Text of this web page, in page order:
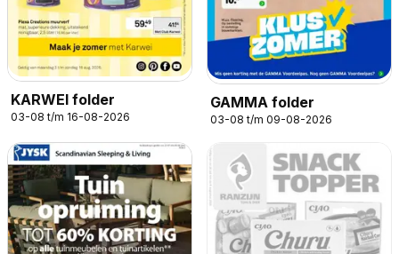
KARWEI folder
03-08 t/m 16-08-2026
GAMMA folder
03-08 t/m 09-08-2026